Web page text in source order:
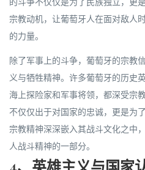
宗教动机，让葡萄牙人在面对敌人
的力量。
除了军事上的斗争，葡萄牙的宗教
义与牺牲精神。许多葡萄牙的历史
海上探险家和军事将领，都深受宗
不仅仅出于对国家的忠诚，更是为
宗教精神深深嵌入其战斗文化之中
人战斗精神的一部分。
4、英雄主义与国家